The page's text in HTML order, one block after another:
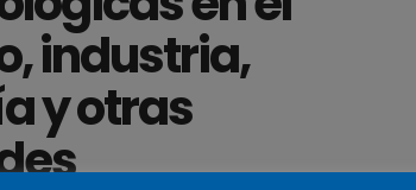
industria,
y otras